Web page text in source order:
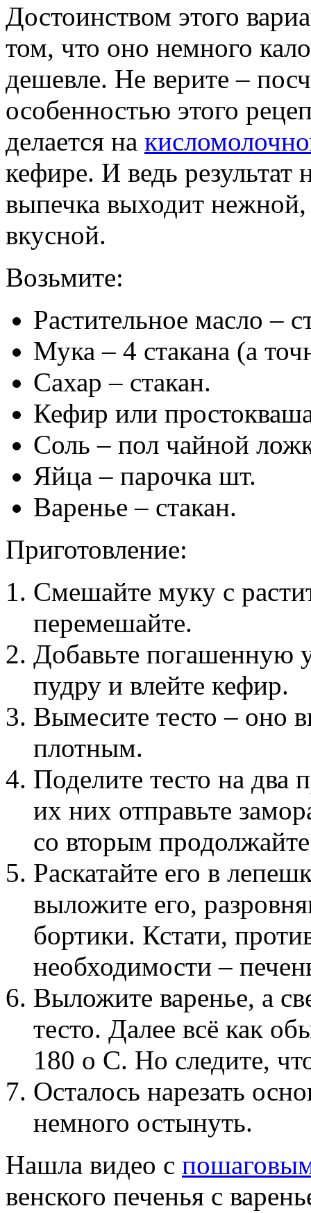
Достоинством этого
том, что оно немного
дешевле. Не верите –
особенностью этого
делается на
кефире. И ведь
выпечка выходит
вкусной.
Возьмите:
Растительное масло –
Мука – 4 стакана (а
Сахар – стакан.
Кефир или
Соль – пол чайной
Яйца – парочка шт.
Варенье – стакан.
Приготовление:
Смешайте муку с
перемешайте.
Добавьте погашенную
пудру и влейте кефир.
Вымесите тесто – оно
плотным.
Поделите тесто на два
их них отправьте
со вторым
Раскатайте его в
выложите его,
бортики. Кстати,
необходимости –
Выложите варенье, а
тесто. Далее всё как
180 о С. Но следите,
Осталось нарезать
немного остынуть.
Нашла видео с
венского печенья с